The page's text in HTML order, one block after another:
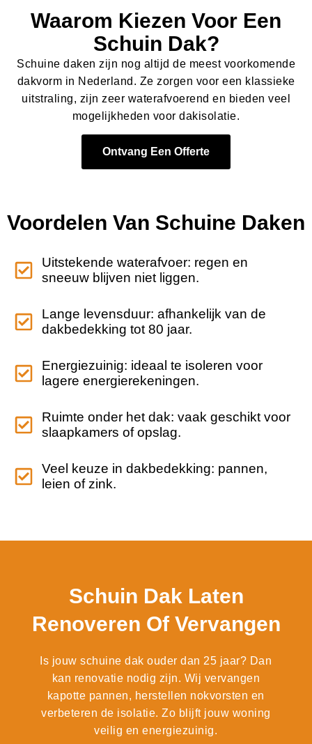
Waarom Kiezen Voor Een
Schuin Dak?
Schuine daken zijn nog altijd de meest voorkomende
dakvorm in Nederland. Ze zorgen voor een klassieke
uitstraling, zijn zeer waterafvoerend en bieden veel
mogelijkheden voor dakisolatie.
Ontvang Een Offerte
Voordelen Van Schuine Daken
Uitstekende waterafvoer: regen en
sneeuw blijven niet liggen.
Lange levensduur: afhankelijk van de
dakbedekking tot 80 jaar.
Energiezuinig: ideaal te isoleren voor
lagere energierekeningen.
Ruimte onder het dak: vaak geschikt voor
slaapkamers of opslag.
Veel keuze in dakbedekking: pannen,
leien of zink.
Schuin Dak Laten
Renoveren Of Vervangen
Is jouw schuine dak ouder dan 25 jaar? Dan
kan renovatie nodig zijn. Wij vervangen
kapotte pannen, herstellen nokvorsten en
verbeteren de isolatie. Zo blijft jouw woning
veilig en energiezuinig.